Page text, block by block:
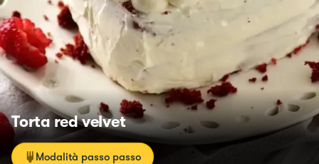
Torta red velvet
Modalità passo passo